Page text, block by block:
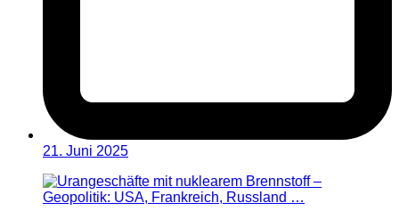
21. Juni 2025